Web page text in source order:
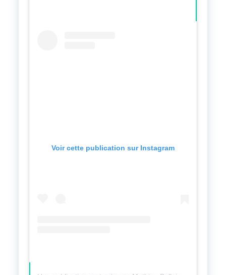
Voir cette publication sur Instagram